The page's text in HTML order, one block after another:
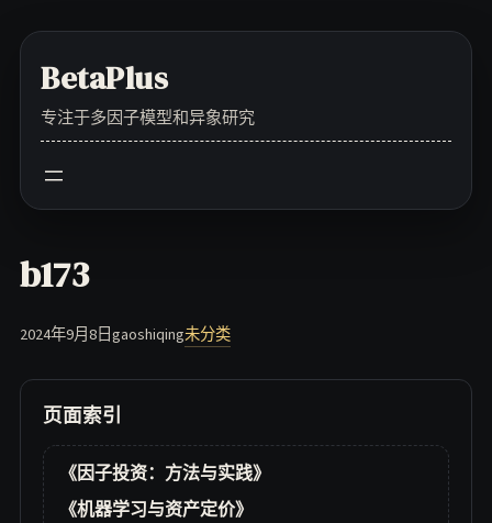
contentBetaPlus
专注于多因子模型和异象研究
b173
2024年9月8日gaoshiqing未分类
页面索引
《因子投资：方法与实践》
《机器学习与资产定价》